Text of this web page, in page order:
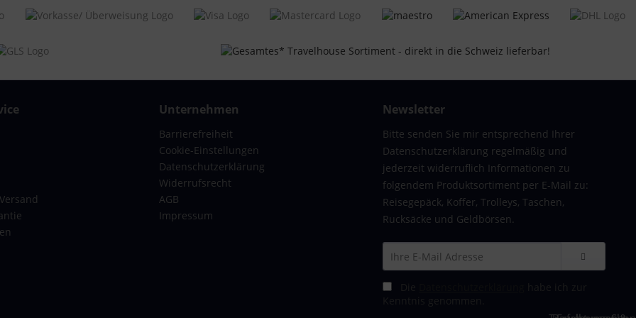
zu packen,
Packriemen
Erwachsene
x 26 cm, 75 x 48 x 29 cm
102 Liter
kg
Unternehmen
Barrierefreiheit
Cookie-Einstellungen
Datenschutzerklärung
Widerrufsrecht
AGB
Impressum
Newsletter
Bitte senden Sie mir entsprechend Ihrer
Datenschutzerklärung regelmäßig und
jederzeit widerruflich Informationen zu
folgendem Produktsortiment per E-Mail zu:
Reisegepäck, Koffer, Trolleys, Taschen,
Rucksäcke und Geldbörsen.